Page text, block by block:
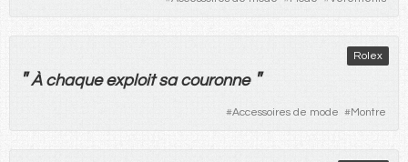
Rolex
" À chaque exploit sa couronne "
#Accessoires de mode #Montre